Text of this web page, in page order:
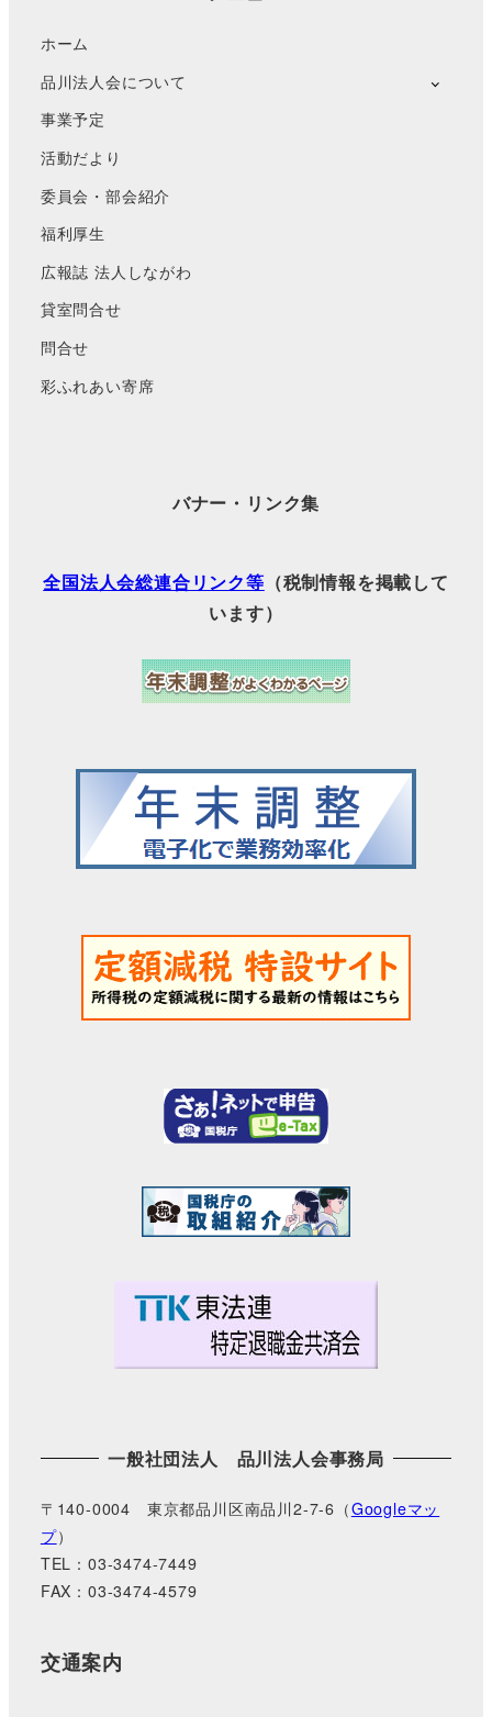
ホーム
品川法人会について
事業予定
活動だより
委員会・部会紹介
福利厚生
広報誌 法人しながわ
貸室問合せ
問合せ
彩ふれあい寄席
バナー・リンク集
全国法人会総連合リンク等 （税制情報を掲載して
います）
一般社団法人 品川法人会事務局
〒140-0004 東京都品川区南品川2-7-6（Googleマッ
プ）
TEL：03-3474-7449
FAX：03-3474-4579
交通案内